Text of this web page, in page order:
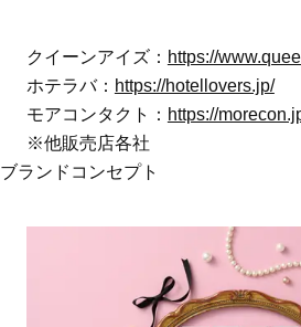
クイーンアイズ： https://
ホテラバ： https://hotellovers.jp/
モアコンタクト： https://
※他販売店各社
ブランドコンセプト